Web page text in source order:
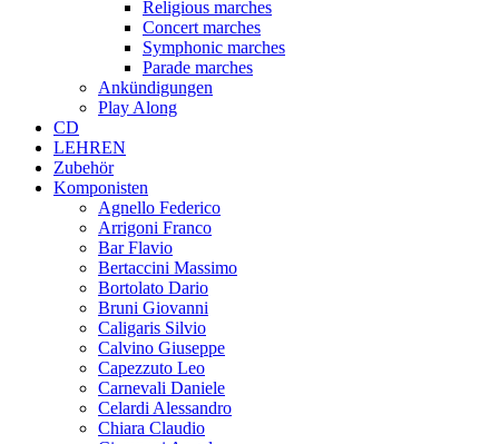
Religious marches
Concert marches
Symphonic marches
Parade marches
Ankündigungen
Play Along
CD
LEHREN
Zubehör
Komponisten
Agnello Federico
Arrigoni Franco
Bar Flavio
Bertaccini Massimo
Bortolato Dario
Bruni Giovanni
Caligaris Silvio
Calvino Giuseppe
Capezzuto Leo
Carnevali Daniele
Celardi Alessandro
Chiara Claudio